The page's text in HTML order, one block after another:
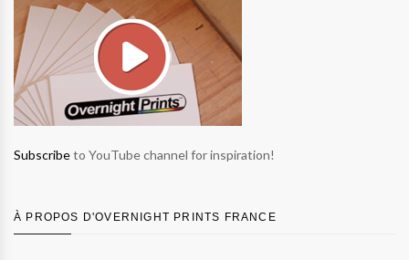
Subscribeto YouTube channel for inspiration!
À PROPOS D'OVERNIGHT PRINTS FRANCE